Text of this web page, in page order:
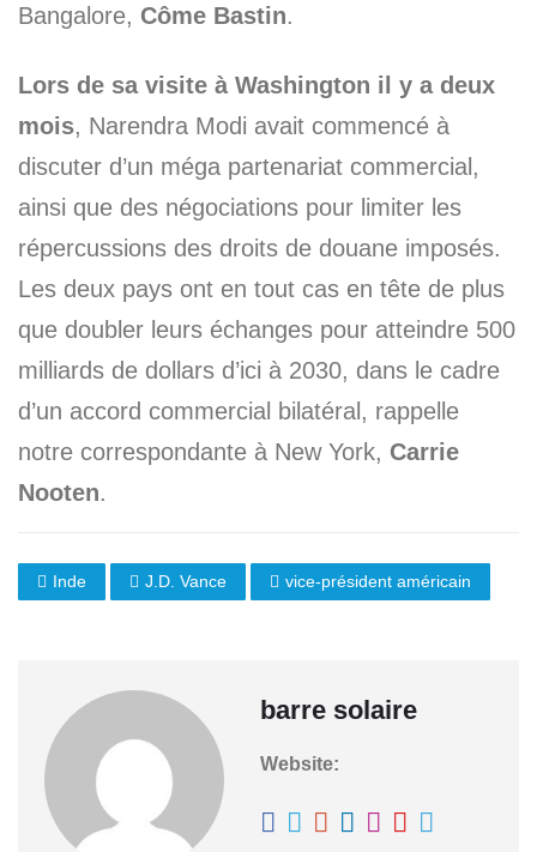
Bangalore, Côme Bastin.
Lors de sa visite à Washington il y a deux
mois, Narendra Modi avait commencé à
discuter d’un méga partenariat commercial,
ainsi que des négociations pour limiter les
répercussions des droits de douane imposés.
Les deux pays ont en tout cas en tête de plus
que doubler leurs échanges pour atteindre 500
milliards de dollars d’ici à 2030, dans le cadre
d’un accord commercial bilatéral, rappelle
notre correspondante à New York, Carrie
Nooten.
Inde J.D. Vance vice-président américain
barre solaire
Website: